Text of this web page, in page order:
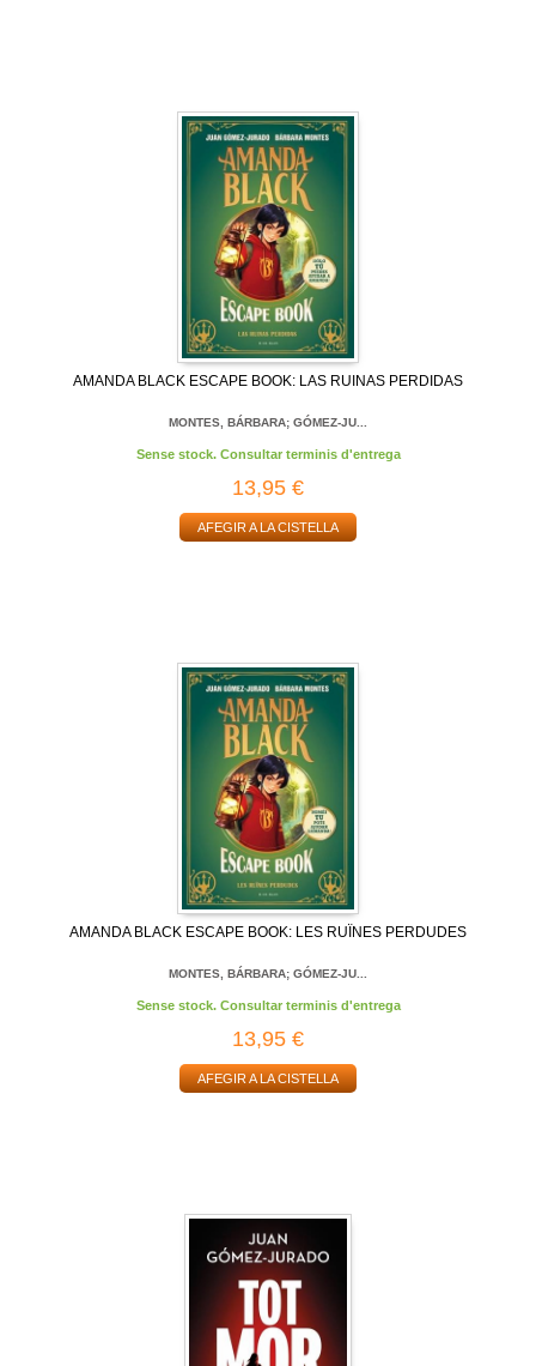
AMANDA BLACK ESCAPE BOOK: LAS RUINAS PERDIDAS
MONTES, BÁRBARA; GÓMEZ-JU...
Sense stock. Consultar terminis d'entrega
13,95 €
AFEGIR A LA CISTELLA
AMANDA BLACK ESCAPE BOOK: LES RUÏNES PERDUDES
MONTES, BÁRBARA; GÓMEZ-JU...
Sense stock. Consultar terminis d'entrega
13,95 €
AFEGIR A LA CISTELLA